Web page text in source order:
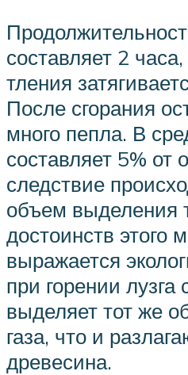
составляет 2
тления
После сгорания
много пепла. В
составляет 5%
следствие
объем выделения
достоинств этого
выражается
при горении лузга
выделяет тот же
газа, что и
древесина.